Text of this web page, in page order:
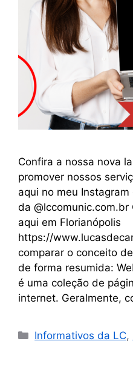
Confira a nossa nova
promover nossos
aqui no meu
da
aqui em Florianópolis
https://
comparar o conceito
de forma resumida:
é uma coleção de
internet. Geralmente,
Informativos da LC,